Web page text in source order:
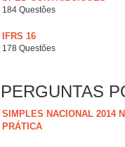
184 Questões
IFRS 16
178 Questões
PERGUNTAS
SIMPLES NACIONAL 2014
PRÁTICA